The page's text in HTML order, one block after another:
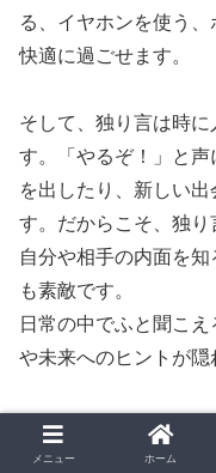
る、イヤホンを使う
快適に過ごせます。
そして、独り言は時
す。「やるぞ！」と
を出したり、新しい
す。だからこそ、独り
自分や相手の内面を
も素敵です。
日常の中でふと聞こ
や未来へのヒントが隠
メニュー ホーム